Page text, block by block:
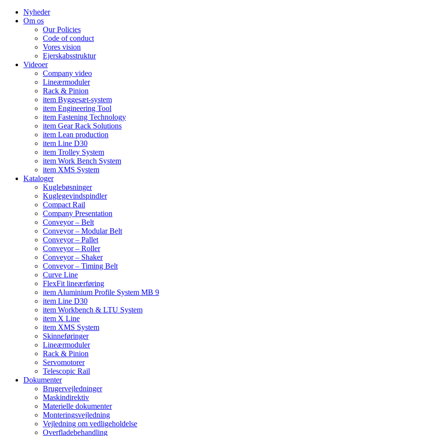
Nyheder
Om os
Our Policies
Code of conduct
Vores vision
Ejerskabsstruktur
Videoer
Company video
Lineærmoduler
Rack & Pinion
item Byggesæt-system
item Engineering Tool
item Fastening Technology
item Gear Rack Solutions
item Lean production
item Line D30
item Trolley System
item Work Bench System
item XMS System
Kataloger
Kuglebøsninger
Kuglegevindspindler
Compact Rail
Company Presentation
Conveyor – Belt
Conveyor – Modular Belt
Conveyor – Pallet
Conveyor – Roller
Conveyor – Shaker
Conveyor – Timing Belt
Curve Line
FlexFit lineærføring
item Aluminium Profile System MB 9
item Line D30
item Workbench & LTU System
item X Line
item XMS System
Skinneføringer
Lineærmoduler
Rack & Pinion
Servomotorer
Telescopic Rail
Dokumenter
Brugervejledninger
Maskindirektiv
Materielle dokumenter
Monteringsvejledning
Vejledning om vedligeholdelse
Overfladebehandling